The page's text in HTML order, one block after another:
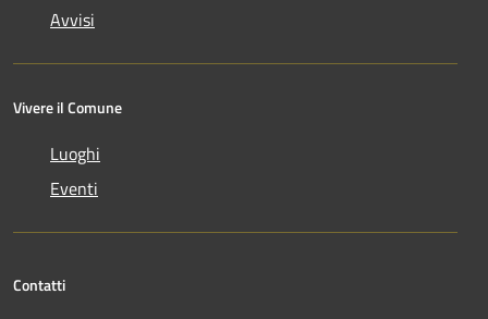
Avvisi
Vivere il Comune
Luoghi
Eventi
Contatti